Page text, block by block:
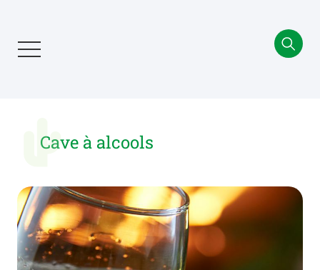
principalCave à alcools